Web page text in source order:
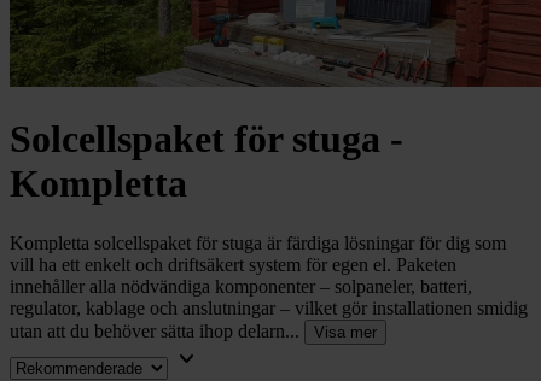
Solcellspaket för stuga -
Kompletta
Kompletta solcellspaket för stuga är färdiga lösningar för dig som
vill ha ett enkelt och driftsäkert system för egen el. Paketen
innehåller alla nödvändiga komponenter – solpaneler, batteri,
regulator, kablage och anslutningar – vilket gör installationen smidig
utan att du behöver sätta ihop delarn...
Visa mer
keyboard_arrow_down